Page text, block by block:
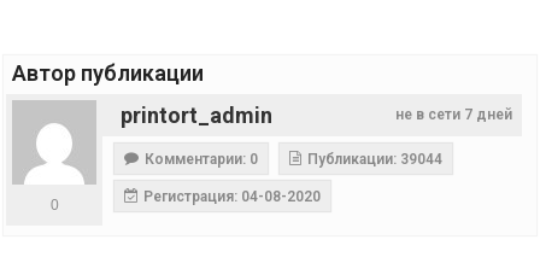
Автор публикации
не в сети 7 дней
printort_admin
0
Комментарии: 0 Публикации: 39044
Регистрация: 04-08-2020